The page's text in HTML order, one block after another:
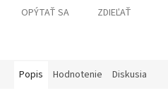
OPÝTAŤ SA ZDIEĽAŤ
Popis Hodnotenie Diskusia